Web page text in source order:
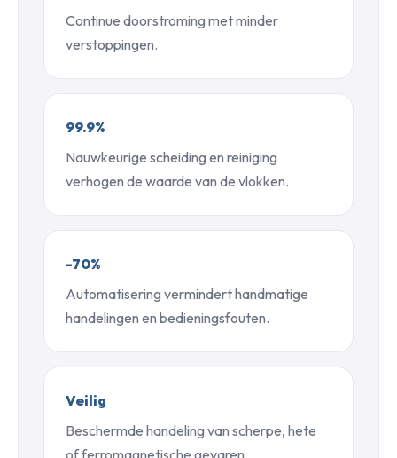
Continue doorstroming met minder
verstoppingen.
99.9%
Nauwkeurige scheiding en reiniging
verhogen de waarde van de vlokken.
-70%
Automatisering vermindert handmatige
handelingen en bedieningsfouten.
Veilig
Beschermde handeling van scherpe, hete
of ferromagnetische gevaren.